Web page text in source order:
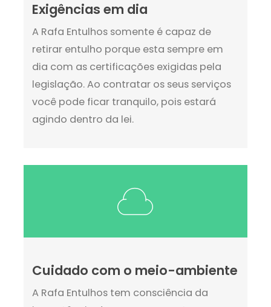
Exigências em dia
A Rafa Entulhos somente é capaz de
retirar entulho porque esta sempre em
dia com as certificações exigidas pela
legislação. Ao contratar os seus serviços
você pode ficar tranquilo, pois estará
agindo dentro da lei.
Cuidado com o meio-ambiente
A Rafa Entulhos tem consciência da